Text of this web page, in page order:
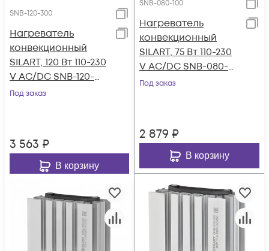
SNB-120-300
Нагреватель
конвекционный
SILART, 120 Вт 110-230
V AC/DC SNB-120-
300
Под заказ
3 563 ₽
В корзину
SNB-080-100
Нагреватель
конвекционный
SILART, 75 Вт 110-230
V AC/DC SNB-080-
100
Под заказ
2 879 ₽
В корзину